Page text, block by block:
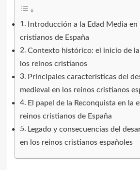
Introducción a la Edad Media en
cristianos de España
Contexto histórico: el inicio de
los reinos cristianos
Principales características del
medieval en los reinos cristianos
El papel de la Reconquista en la
reinos cristianos de España
Legado y consecuencias del
en los reinos cristianos españoles